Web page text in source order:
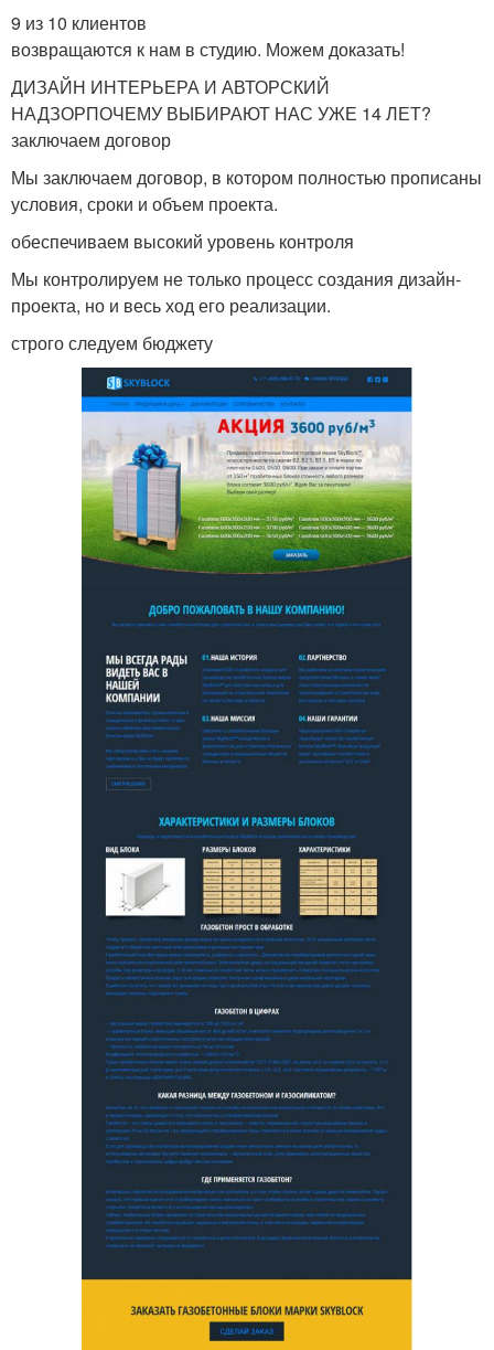
9 из 10 клиентов
возвращаются к нам в студию. Можем доказать!
ДИЗАЙН ИНТЕРЬЕРА И АВТОРСКИЙ
НАДЗОРПОЧЕМУ ВЫБИРАЮТ НАС УЖЕ 14 ЛЕТ?
заключаем договор
Мы заключаем договор, в котором полностью прописаны
условия, сроки и объем проекта.
обеспечиваем высокий уровень контроля
Мы контролируем не только процесс создания дизайн-
проекта, но и весь ход его реализации.
строго следуем бюджету